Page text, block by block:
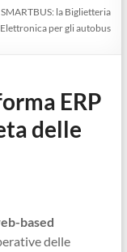
SMARTBUS: la Biglietteria
Elettronica per gli autobus
ERP
delle
based
delle